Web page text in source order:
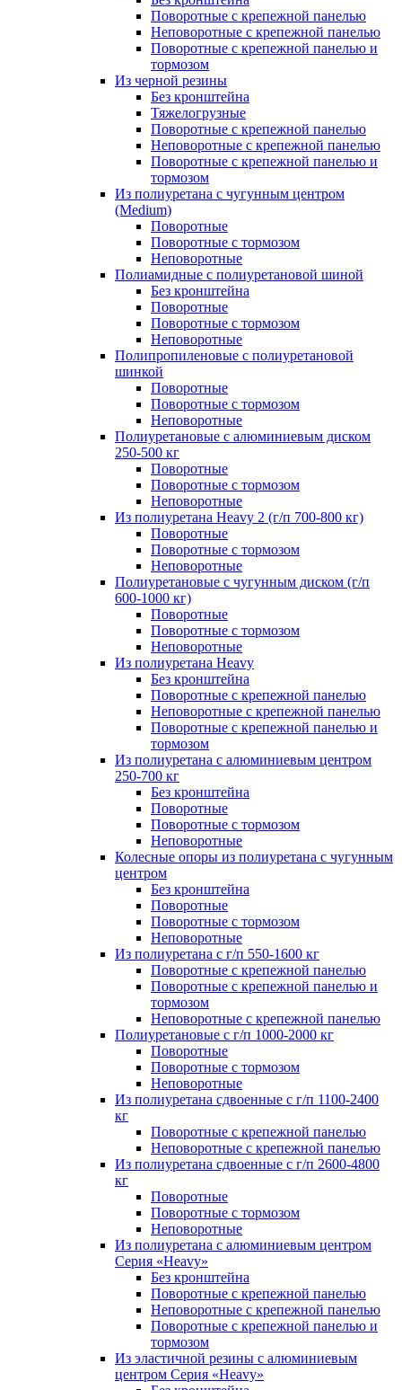
Поворотные с крепежной панелью
Неповоротные с крепежной панелью
Поворотные с крепежной панелью и
тормозом
Из черной резины
Без кронштейна
Тяжелогрузные
Поворотные с крепежной панелью
Неповоротные с крепежной панелью
Поворотные с крепежной панелью и
тормозом
Из полиуретана с чугунным центром
(Medium)
Поворотные
Поворотные с тормозом
Неповоротные
Полиамидные с полиуретановой шиной
Без кронштейна
Поворотные
Поворотные с тормозом
Неповоротные
Полипропиленовые с полиуретановой
шинкой
Поворотные
Поворотные с тормозом
Неповоротные
Полиуретановые с алюминиевым диском
250-500 кг
Поворотные
Поворотные с тормозом
Неповоротные
Из полиуретана Heavy 2 (г/п 700-800 кг)
Поворотные
Поворотные с тормозом
Неповоротные
Полиуретановые с чугунным диском (г/п
600-1000 кг)
Поворотные
Поворотные с тормозом
Неповоротные
Из полиуретана Heavy
Без кронштейна
Поворотные с крепежной панелью
Неповоротные с крепежной панелью
Поворотные с крепежной панелью и
тормозом
Из полиуретана с алюминиевым центром
250-700 кг
Без кронштейна
Поворотные
Поворотные с тормозом
Неповоротные
Колесные опоры из полиуретана с чугунным
центром
Без кронштейна
Поворотные
Поворотные с тормозом
Неповоротные
Из полиуретана с г/п 550-1600 кг
Поворотные с крепежной панелью
Поворотные с крепежной панелью и
тормозом
Неповоротные с крепежной панелью
Полиуретановые с г/п 1000-2000 кг
Поворотные
Поворотные с тормозом
Неповоротные
Из полиуретана сдвоенные с г/п 1100-2400
кг
Поворотные с крепежной панелью
Неповоротные с крепежной панелью
Из полиуретана сдвоенные с г/п 2600-4800
кг
Поворотные
Поворотные с тормозом
Неповоротные
Из полиуретана с алюминиевым центром
Серия «Heavy»
Без кронштейна
Поворотные с крепежной панелью
Неповоротные с крепежной панелью
Поворотные с крепежной панелью и
тормозом
Из эластичной резины с алюминиевым
центром Серия «Heavy»